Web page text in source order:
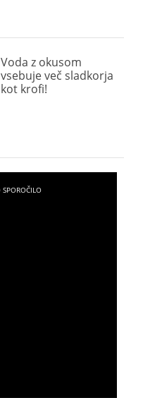
Voda z okusom
vsebuje več sladkorja
kot krofi!